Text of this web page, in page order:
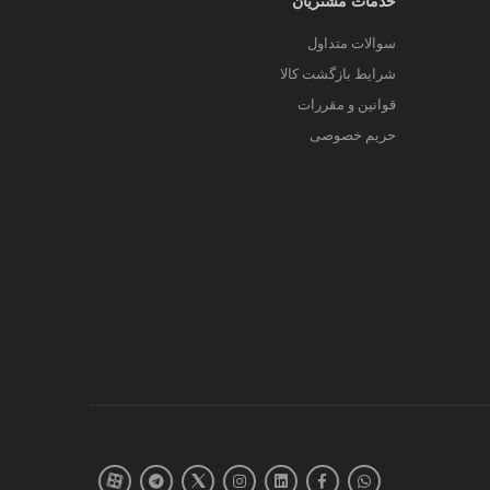
سوالات متداول
شرایط بازگشت کالا
قوانین و مقررات
حریم خصوصی